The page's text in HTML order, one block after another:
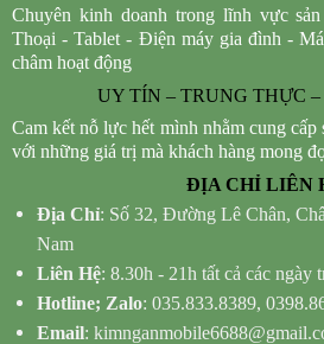
Chuyên kinh doanh trong lĩnh vực
Thoại - Tablet - Điện máy gia đình -
châm hoạt động
UY TÍN – TRUNG THỰC
Cam kết nỗ lực hết mình nhằm cung cấp
với những giá trị mà khách hàng mong
ĐỊA CHỈ LIÊN
Địa Chỉ: Số 32, Đường Lê Chân,
Nam
Liên Hệ: 8.30h - 21h tất cả các ngày
Hotline; Zalo: 035.833.8389,
Email: